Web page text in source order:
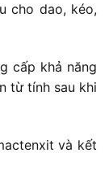
cho dao, kéo,
cấp khả năng
từ tính sau khi
và kết